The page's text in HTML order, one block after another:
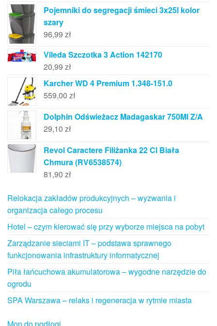
Pojemniki do segregacji śmieci 3x25l kolor
szary
96,99 zł
Vileda Szczotka 3 Action 142170
20,99 zł
Karcher WD 4 Premium 1.348-151.0
559,00 zł
Dolphin Odświeżacz Madagaskar 750Ml Z/A
29,10 zł
Revol Caractere Filiżanka 22 Cl Biała
Chmura (RV6538574)
81,90 zł
Relokacja zakładów produkcyjnych – wyzwania i
organizacja całego procesu
Hotel – czym kierować się przy wyborze miejsca na pobyt
Zarządzanie sieciami IT – podstawa sprawnego
funkcjonowania infrastruktury informatycznej
Piła łańcuchowa akumulatorowa – wygodne narzędzie do
ogrodu
SPA Warszawa – relaks i regeneracja w rytmie miasta